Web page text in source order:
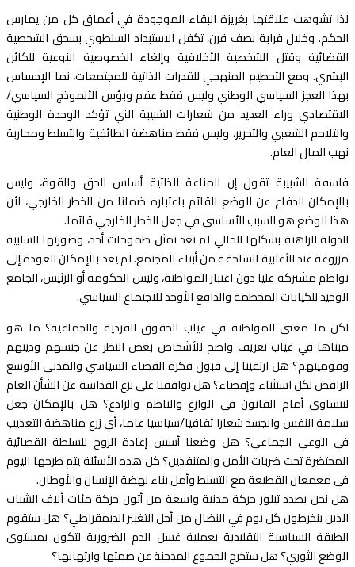
لذا تشوهت علاقتها بغريزة البقاء الموجودة في أعماق كل من يمارس
الحكم. وخلال قرابة نصف قرن، تكفل الاستبداد السلطوي بسحق الشخصية
القضائية وقتل الشخصية الأخلاقية وإلغاء الخصوصية النوعية للكائن
البشري. ومع التحطيم المنهجي للقدرات الذاتية للمجتمعات، نما الإحساس
بهذا العجز السياسي الوطني وليس فقط عقم وبؤس الأنموذج السياسي/
الاقتصادي وراء العديد من شعارات الشبيبة التي تؤكد الوحدة الوطنية
والتلاحم الشعبي والتحرير، وليس فقط مناهضة الطائفية والتسلط ومحاربة
نهب المال العام.
فلسفة الشبيبة تقول إن المناعة الذاتية أساس الحق والقوة، وليس
بالإمكان الدفاع عن الوضع القائم باعتباره ضمانا من الخطر الخارجي، لأن
هذا الوضع هو السبب الأساسي في جعل الخطر الخارجي قائما.
الدولة الراهنة بشكلها الحالي لم تعد تمثل طموحات أحد، وصورتها السلبية
مزروعة عند الأغلبية الساحقة من أبناء المجتمع. لم يعد بالإمكان العودة إلى
نواظم مشتركة عليا دون اعتبار المواطنة، وليس الحكومة أو الرئيس، الجامع
الوحيد للكيانات المحطمة والدافع الأوحد للاجتماع السياسي.
لكن ما معنى المواطنة في غياب الحقوق الفردية والجماعية؟ ما هو
مبناها في غياب تعريف واضح للأشخاص بغض النظر عن جنسهم ودينهم
وقوميتهم؟ هل ارتقينا إلى قبول فكرة الفضاء السياسي والمدني الأوسع
الرافض لكل استثناء وإقصاء؟ هل توافقنا على نزع القداسة عن الشأن العام
لنتساوى أمام القانون في الوازع والناظم والرادع؟ هل بالإمكان جعل
سلامة النفس والجسد شعارا ثقافيا/سياسيا عاما، أي زرع مناهضة التعذيب
في الوعي الجماعي؟ هل وضعنا أسس إعادة الروح للسلطة القضائية
المحتضرة تحت ضربات الأمن والمتنفذين؟ كل هذه الأسئلة يتم طرحها اليوم
في معمعان القطيعة مع التسلط وأمل بناء نهضة الإنسان والأوطان.
هل نحن بصدد تبلور حركة مدنية واسعة من أتون حركة مئات آلاف الشباب
الذين ينخرطون كل يوم في النضال من أجل التغيير الديمقراطي؟ هل ستقوم
الطبقة السياسية التقليدية بعملية غسل الدم الضرورية لتكون بمستوى
الوضع الثوري؟ هل ستخرج الجموع المدجنة عن صمتها وارتهانها؟